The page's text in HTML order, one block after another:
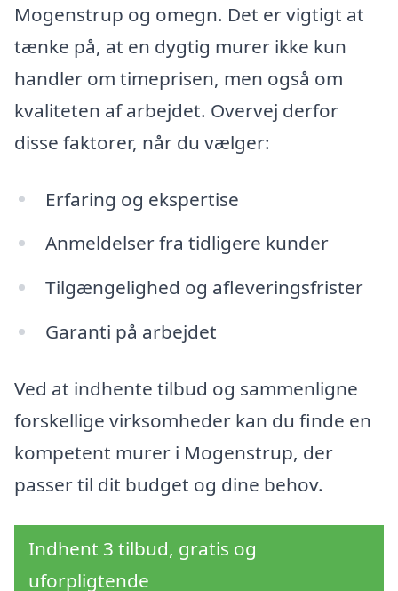
Mogenstrup og omegn. Det er vigtigt at
tænke på, at en dygtig murer ikke kun
handler om timeprisen, men også om
kvaliteten af arbejdet. Overvej derfor
disse faktorer, når du vælger:
Erfaring og ekspertise
Anmeldelser fra tidligere kunder
Tilgængelighed og afleveringsfrister
Garanti på arbejdet
Ved at indhente tilbud og sammenligne
forskellige virksomheder kan du finde en
kompetent murer i Mogenstrup, der
passer til dit budget og dine behov.
Indhent 3 tilbud, gratis og
uforpligtende